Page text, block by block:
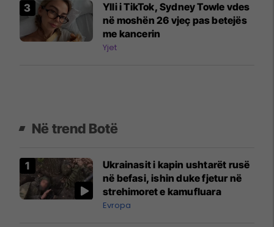
Ylli i TikTok, Sydney Towle vdes
në moshën 26 vjeç pas betejës
me kancerin
Yjet
Në trend Botë
Ukrainasit i kapin ushtarët rusë
në befasi, ishin duke fjetur në
strehimoret e kamufluara
Evropa